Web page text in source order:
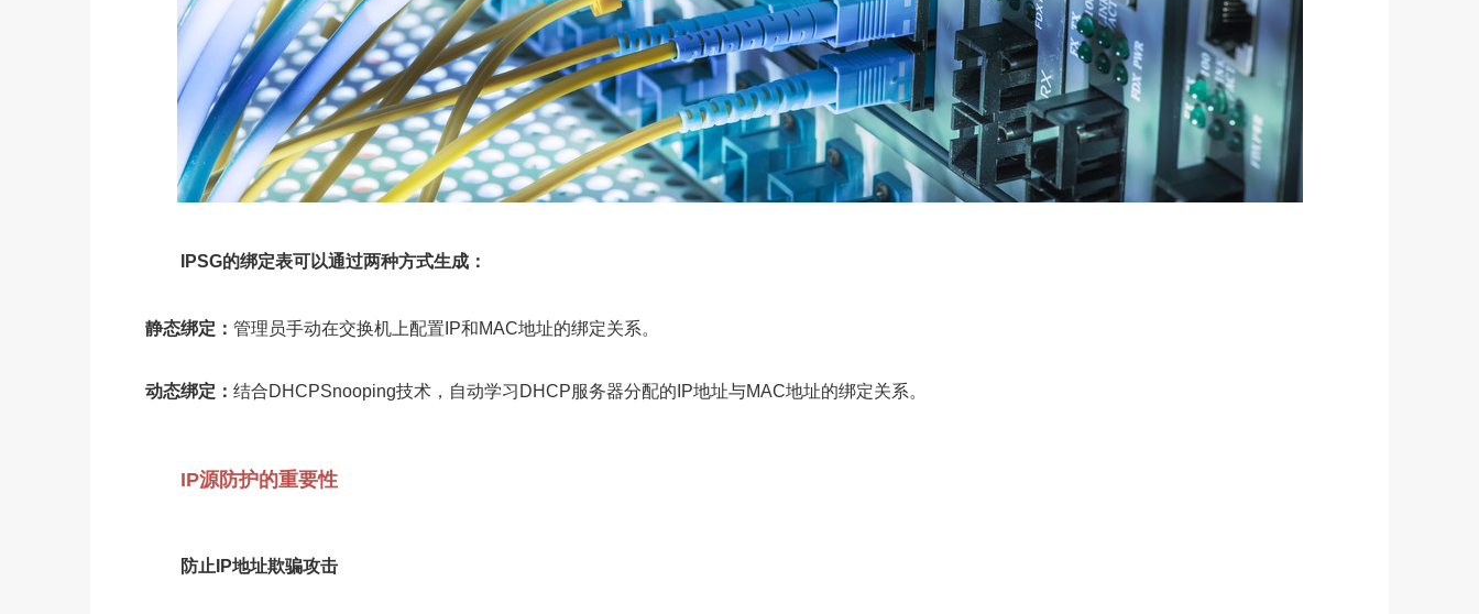
IPSG的绑定表可以通过两种方式生成：
静态绑定： 管理员手动在交换机上配置IP和MAC地址的绑定关系。
动态绑定： 结合DHCPSnooping技术，自动学习DHCP服务器分配的IP地址与MAC地址的绑定关系。
IP源防护的重要性
防止IP地址欺骗攻击